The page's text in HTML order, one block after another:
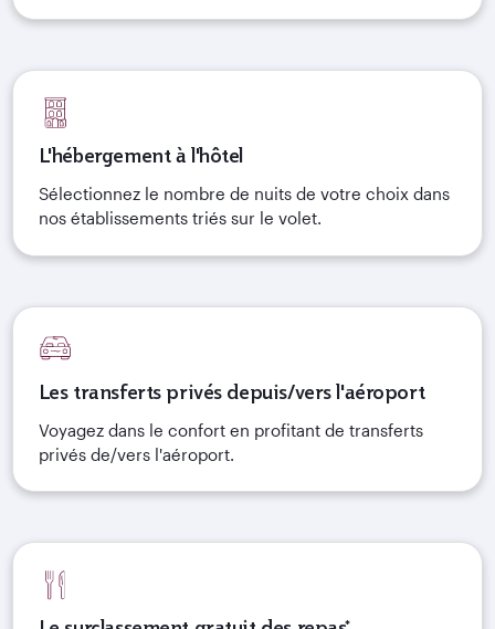
L'hébergement à l'hôtel
Sélectionnez le nombre de nuits de votre choix dans
nos établissements triés sur le volet.
Les transferts privés depuis/vers l'aéroport
Voyagez dans le confort en profitant de transferts
privés de/vers l'aéroport.